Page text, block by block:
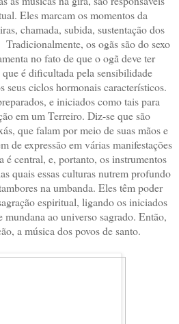
Eles marcam os momentos da
chamada, subida, sustentação dos
os ogãs são do sexo
no fato de que o ogã deve ter
é dificultada pela sensibilidade
seus ciclos hormonais característicos.
e iniciados como tais para
em um Terreiro. Diz-se que são
que falam por meio de suas mãos e
de expressão em várias manifestações
é central, e, portanto, os instrumentos
quais essas culturas nutrem profundo
na umbanda. Eles têm poder
espiritual, ligando os iniciados
mundana ao universo sagrado. Então,
a música dos povos de santo.